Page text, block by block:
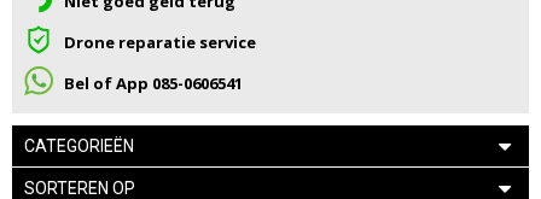
Drone reparatie service
Bel of App 085-0606541
CATEGORIEËN
SORTEREN OP